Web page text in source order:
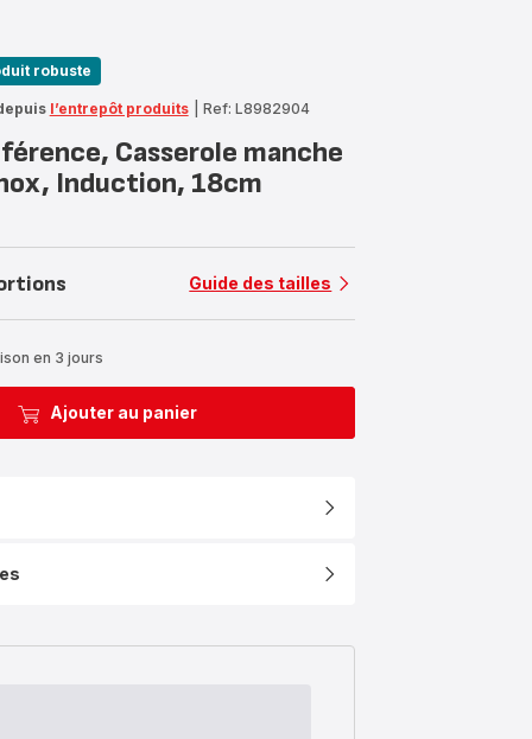
robuste
l’entrepôt produits Ref: L8982904
Casserole manche
Induction, 18cm
Guide des tailles
en 3 jours
Ajouter au panier